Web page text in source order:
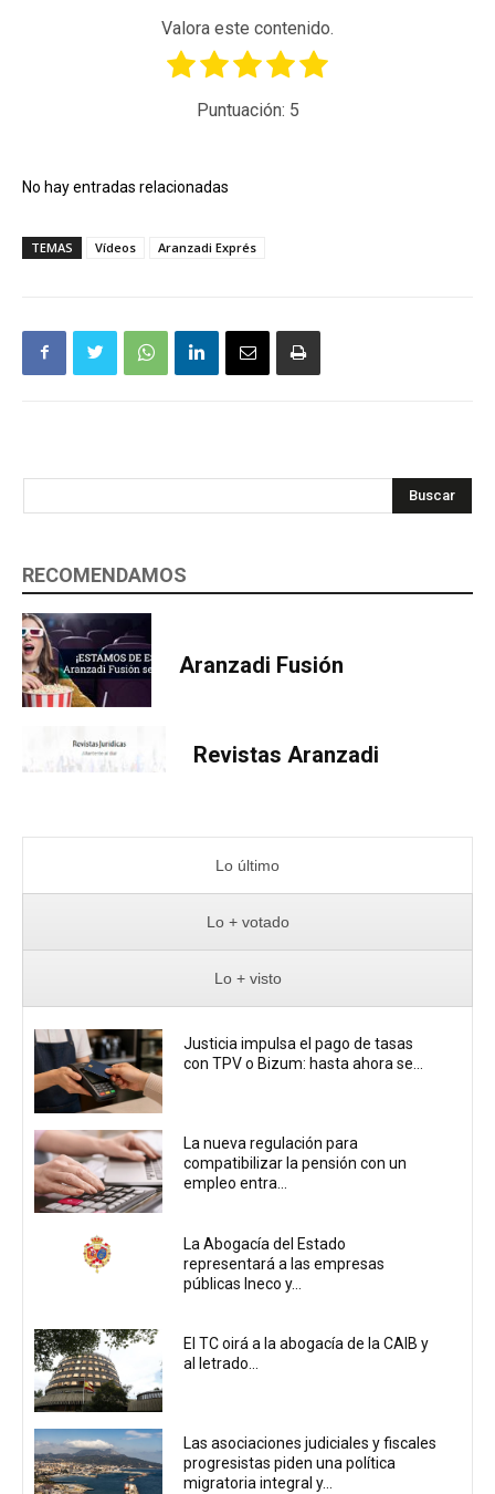
Valora este contenido.
Puntuación: 5
No hay entradas relacionadas
TEMAS Vídeos Aranzadi Exprés
Buscar
RECOMENDAMOS
Aranzadi Fusión
Revistas Aranzadi
Lo último
Lo + votado
Lo + visto
Justicia impulsa el pago de tasas
con TPV o Bizum: hasta ahora se...
La nueva regulación para
compatibilizar la pensión con un
empleo entra...
La Abogacía del Estado
representará a las empresas
públicas Ineco y...
El TC oirá a la abogacía de la CAIB y
al letrado...
Las asociaciones judiciales y fiscales
progresistas piden una política
migratoria integral y...